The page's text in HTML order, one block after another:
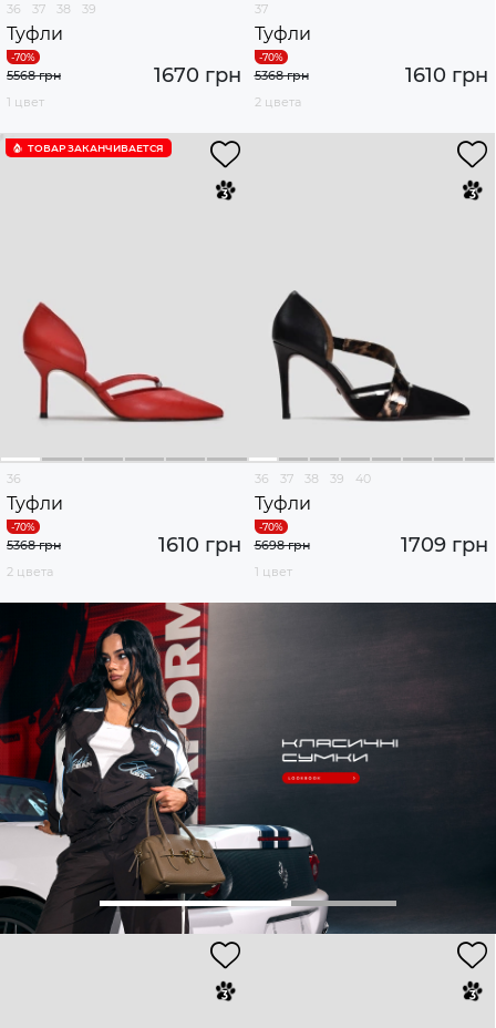
36 37 38 39
Туфли
1670 грн
5568 грн
1 цвет
37
Туфли
1610 грн
5368 грн
2 цвета
ТОВАР ЗАКАНЧИВАЕТСЯ
36
Туфли
1610 грн
5368 грн
2 цвета
36 37 38 39 40
Туфли
1709 грн
5698 грн
1 цвет